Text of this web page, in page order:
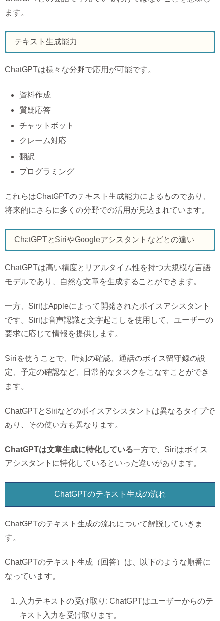
ます。
テキスト生成能力
ChatGPTは様々な分野で応用が可能です。
資料作成
質疑応答
チャットボット
クレーム対応
翻訳
プログラミング
これらはChatGPTのテキスト生成能力によるものであり、
将来的にさらに多くの分野での活用が見込まれています。
ChatGPTとSiriやGoogleアシスタントなどとの違い
ChatGPTは高い精度とリアルタイム性を持つ大規模な言語
モデルであり、自然な文章を生成することができます。
一方、SiriはAppleによって開発されたボイスアシスタント
です。Siriは音声認識と文字起こしを使用して、ユーザーの
要求に応じて情報を提供します。
Siriを使うことで、時刻の確認、通話のボイス留守録の設
定、予定の確認など、日常的なタスクをこなすことができ
ます。
ChatGPTとSiriなどのボイスアシスタントは異なるタイプで
あり、その使い方も異なります。
ChatGPTは文章生成に特化している一方で、Siriはボイス
アシスタントに特化しているといった違いがあります。
ChatGPTのテキスト生成の流れ
ChatGPTのテキスト生成の流れについて解説していきま
す。
ChatGPTのテキスト生成（回答）は、以下のような順番に
なっています。
入力テキストの受け取り: ChatGPTはユーザーからのテ
キスト入力を受け取ります。